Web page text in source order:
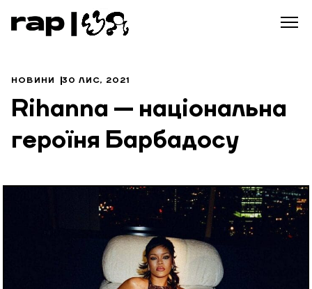
НОВИНИ 30 ЛИС, 2021
Rihanna — національна
героїня Барбадосу